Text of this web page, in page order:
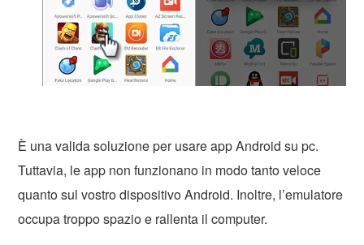
È una valida soluzione per usare app Android su pc.
Tuttavia, le app non funzionano in modo tanto veloce
quanto sul vostro dispositivo Android. Inoltre, l’emulatore
occupa troppo spazio e rallenta il computer.